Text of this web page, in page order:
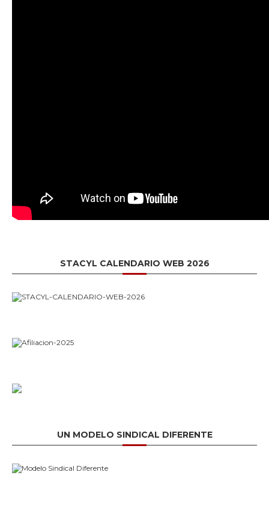
STACYL CALENDARIO WEB 2026
UN MODELO SINDICAL DIFERENTE